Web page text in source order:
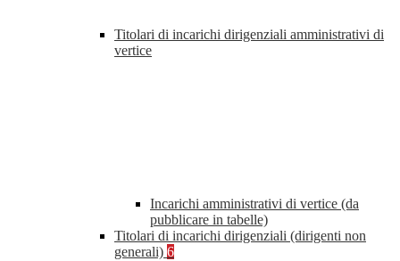
Titolari di incarichi dirigenziali amministrativi di
vertice
Incarichi amministrativi di vertice (da
pubblicare in tabelle)
Titolari di incarichi dirigenziali (dirigenti non
generali) 6